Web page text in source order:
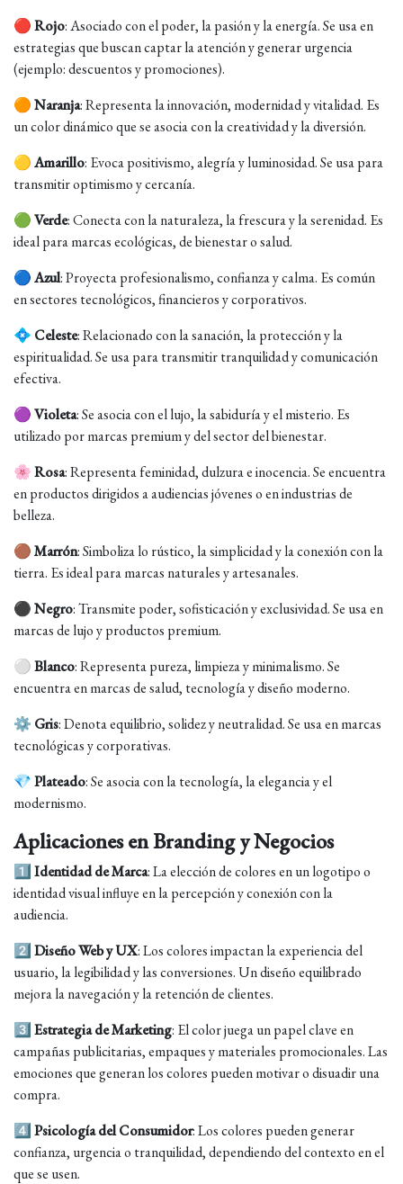
🔴Rojo: Asociado con el poder, la pasión y la energía. Se usa en
estrategias que buscan captar la atención y generar urgencia
(ejemplo: descuentos y promociones).
🟠Naranja: Representa la innovación, modernidad y vitalidad. Es
un color dinámico que se asocia con la creatividad y la diversión.
🟡Amarillo: Evoca positivismo, alegría y luminosidad. Se usa para
transmitir optimismo y cercanía.
🟢Verde: Conecta con la naturaleza, la frescura y la serenidad. Es
ideal para marcas ecológicas, de bienestar o salud.
🔵Azul: Proyecta profesionalismo, confianza y calma. Es común
en sectores tecnológicos, financieros y corporativos.
💠 Celeste: Relacionado con la sanación, la protección y la
espiritualidad. Se usa para transmitir tranquilidad y comunicación
efectiva.
🟣Violeta: Se asocia con el lujo, la sabiduría y el misterio. Es
utilizado por marcas premium y del sector del bienestar.
🌸Rosa: Representa feminidad, dulzura e inocencia. Se encuentra
en productos dirigidos a audiencias jóvenes o en industrias de
belleza.
🟤Marrón: Simboliza lo rústico, la simplicidad y la conexión con la
tierra. Es ideal para marcas naturales y artesanales.
⚫Negro: Transmite poder, sofisticación y exclusividad. Se usa en
marcas de lujo y productos premium.
⚪Blanco: Representa pureza, limpieza y minimalismo. Se
encuentra en marcas de salud, tecnología y diseño moderno.
⚙ Gris: Denota equilibrio, solidez y neutralidad. Se usa en marcas
tecnológicas y corporativas.
💎Plateado: Se asocia con la tecnología, la elegancia y el
modernismo.
Aplicaciones en Branding y Negocios
1️⃣ Identidad de Marca: La elección de colores en un logotipo o
identidad visual influye en la percepción y conexión con la
audiencia.
2️⃣ Diseño Web y UX: Los colores impactan la experiencia del
usuario, la legibilidad y las conversiones. Un diseño equilibrado
mejora la navegación y la retención de clientes.
3️⃣ Estrategia de Marketing: El color juega un papel clave en
campañas publicitarias, empaques y materiales promocionales. Las
emociones que generan los colores pueden motivar o disuadir una
compra.
4️⃣ Psicología del Consumidor: Los colores pueden generar
confianza, urgencia o tranquilidad, dependiendo del contexto en el
que se usen.